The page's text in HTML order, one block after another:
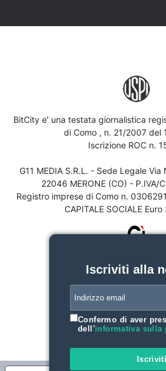
BitCity e' una testata giornalistica
di Como , n. 21/2007 del
Iscrizione ROC n.
G11 MEDIA S.R.L. - Sede Legale Via
22046 MERONE (CO) - P.IVA/
Registro imprese di Como n.
CAPITALE SOCIALE
Iscriviti alla
Confermo di aver
dell'informativa sulla
Iscriviti